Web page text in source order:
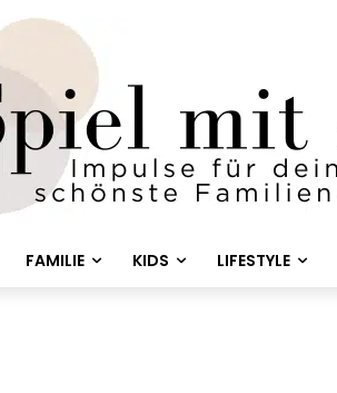
FAMILIE KIDS LIFESTYLE